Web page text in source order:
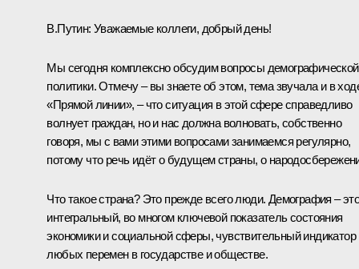
В.Путин: Уважаемые коллеги, добрый день!
Мы сегодня комплексно обсудим вопросы демографической
политики. Отмечу – вы знаете об этом, тема звучала и в
«Прямой линии», – что ситуация в этой сфере справедливо
волнует граждан, но и нас должна волновать, собственно
говоря, мы с вами этими вопросами занимаемся регулярно,
потому что речь идёт о будущем страны, о
Что такое страна? Это прежде всего люди. Демография –
интегральный, во многом ключевой показатель состояния
экономики и социальной сферы, чувствительный индикатор
любых перемен в государстве и обществе.